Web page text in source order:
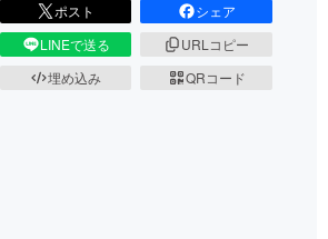
ポスト
シェア
LINEで送る
URLコピー
埋め込み
QRコード